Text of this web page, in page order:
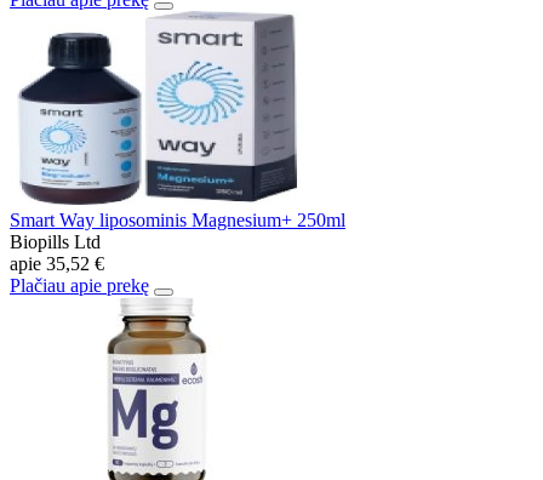
Smart Way liposominis Magnesium+ 250ml
Biopills Ltd
apie 35,52 €
Plačiau apie prekę